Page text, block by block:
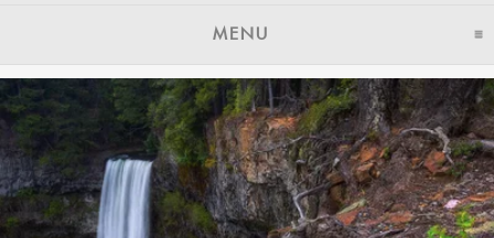
MENU CLICK TO EXPAND